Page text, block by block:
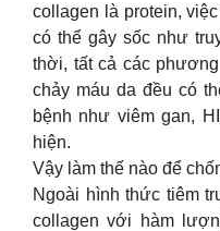
collagen là protein,
có thể gây sốc như
thời, tất cả các
chảy máu da đều có
bệnh như viêm gan,
hiện.
Vậy làm thế nào để
Ngoài hình thức tiêm
collagen với hàm